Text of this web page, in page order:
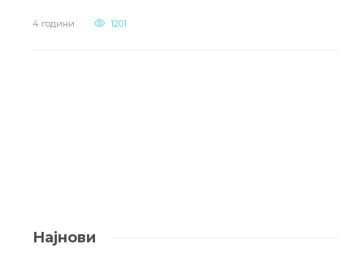
4 години 1201
Најнови